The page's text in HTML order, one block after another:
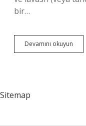
bir…
Devamını okuyun
Nedir
Sitemap